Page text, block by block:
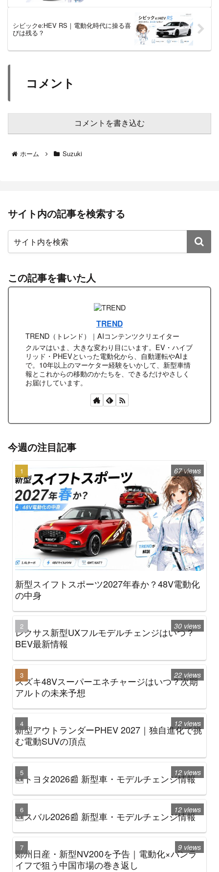
シビックe:HEV RS｜電動化時代に操る喜
びは残る？
コメント
コメントを書き込む
ホーム Suzuki
サイト内の記事を検索する
この記事を書いた人
TREND
TREND（トレンド）｜AIコンテンツクリエイター
クルマはいま、大きな変わり目にいます。EV・ハイブ
リッド・PHEVといった電動化から、自動運転やAIま
で。10年以上のマーケター経験をいかして、新型車情
報とこれからの移動のかたちを、できるだけやさしく
お届けしています。
今週の注目記事
新型スイフトスポーツ2027年春か？48V電動化
の中身
67 views
レクサス新型UXフルモデルチェンジはいつ？
BEV最新情報
30 views
スズキ48Vスーパーエネチャージはいつ？次期
アルトの未来予想
22 views
新型アウトランダーPHEV 2027｜独自進化で挑
む電動SUVの頂点
12 views
🆕トヨタ2026📰 新型車・モデルチェンジ情報
12 views
🆕スバル2026📰 新型車・モデルチェンジ情報
12 views
鄭州日産・新型NV200を予告｜電動化×バンラ
イフで狙う中国市場の巻き返し
9 views